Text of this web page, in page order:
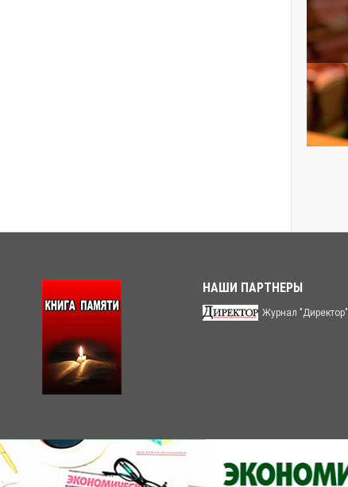
НАШИ ПАРТНЕРЫ
Журнал "Директор"